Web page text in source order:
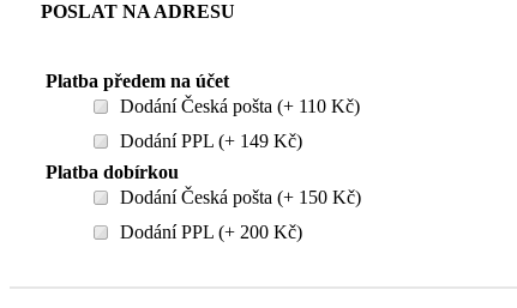
POSLAT NA ADRESU
Platba předem na účet
Dodání Česká pošta (+ 110 Kč)
Dodání PPL (+ 149 Kč)
Platba dobírkou
Dodání Česká pošta (+ 150 Kč)
Dodání PPL (+ 200 Kč)